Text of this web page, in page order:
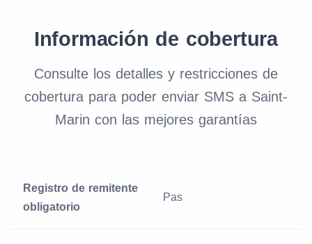
Información de cobertura
Consulte los detalles y restricciones de
cobertura para poder enviar SMS a Saint-
Marin con las mejores garantías
Registro de remitente
obligatorio
Pas